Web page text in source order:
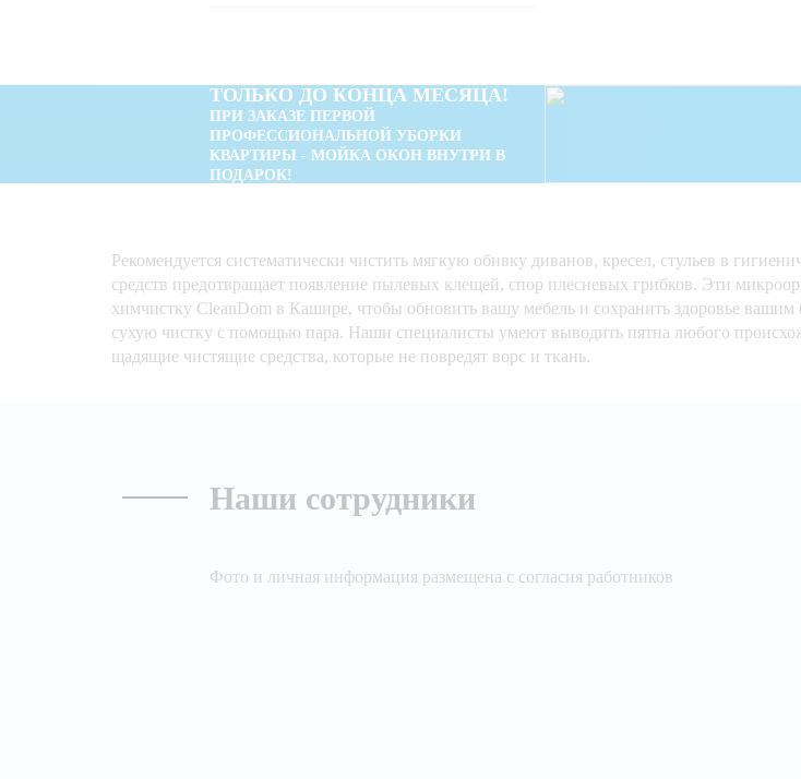
ТОЛЬКО ДО КОНЦА МЕСЯЦА!
ПРИ ЗАКАЗЕ ПЕРВОЙ
ПРОФЕССИОНАЛЬНОЙ УБОРКИ
КВАРТИРЫ - МОЙКА ОКОН ВНУТРИ В
ПОДАРОК!
Рекомендуется систематически чистить мягкую обивку диванов, кресел, стульев в
средств предотвращает появление пылевых клещей, спор плесневых грибков. Эти
химчистку CleanDom в Кашире, чтобы обновить вашу мебель и сохранить здоровье
сухую чистку с помощью пара. Наши специалисты умеют выводить пятна любого
щадящие чистящие средства, которые не повредят ворс и ткань.
Наши сотрудники
Фото и личная информация размещена с согласия работников